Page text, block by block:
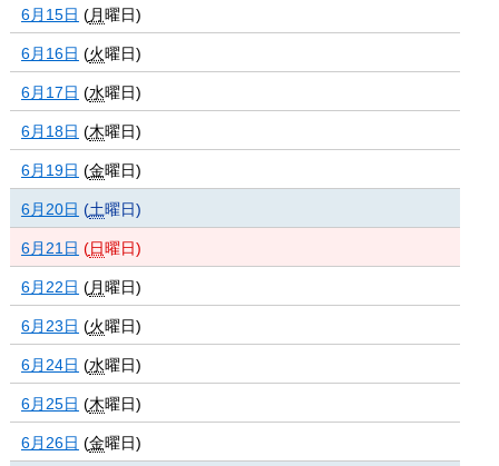
6月15日 (月曜日)
6月16日 (火曜日)
6月17日 (水曜日)
6月18日 (木曜日)
6月19日 (金曜日)
6月20日 (土曜日)
6月21日 (日曜日)
6月22日 (月曜日)
6月23日 (火曜日)
6月24日 (水曜日)
6月25日 (木曜日)
6月26日 (金曜日)